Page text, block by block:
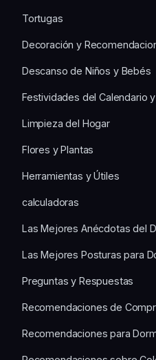
Tortugas
Decoración y
Descanso de Niños y Bebés
Festividades del Calendario
Limpieza del Hogar
Flores y Plantas
Herramientas y Útiles
calculadoras
Las Mejores Anécdotas del
Las Mejores Posturas para
Preguntas y Respuestas
Recomendaciones de
Recomendaciones para